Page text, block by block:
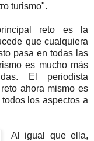
turismo".
reto es la
que cualquiera
pasa en todas las
es mucho más
El periodista
ahora mismo es
los aspectos a
Al igual que ella,